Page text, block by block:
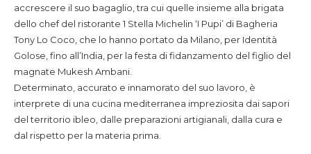
accrescere il suo bagaglio, tra cui quelle insieme alla brigata
dello chef del ristorante 1 Stella Michelin ‘I Pupi’ di Bagheria
Tony Lo Coco, che lo hanno portato da Milano, per Identità
Golose, fino all’India, per la festa di fidanzamento del figlio del
magnate Mukesh Ambani.
Determinato, accurato e innamorato del suo lavoro, è
interprete di una cucina mediterranea impreziosita dai sapori
del territorio ibleo, dalle preparazioni artigianali, dalla cura e
dal rispetto per la materia prima.